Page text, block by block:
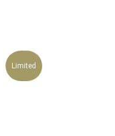
Limited